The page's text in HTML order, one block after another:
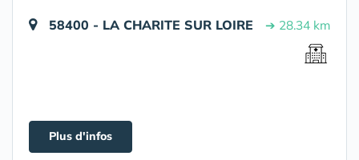
58400 - LA CHARITE SUR LOIRE ➔ 28.34 km
Plus d'infos